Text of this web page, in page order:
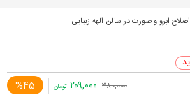
اصلاح ابرو و صورت در سالن الهه زیبایی
%45 ۳۸۰,۰۰۰ ۲۰۹,۰۰۰ تومان